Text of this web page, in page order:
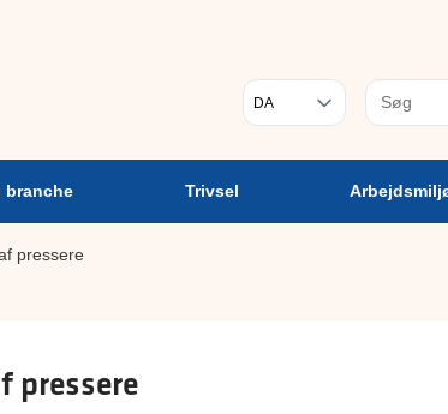
Vælg sprog
branche Trivsel
pressere
pressere